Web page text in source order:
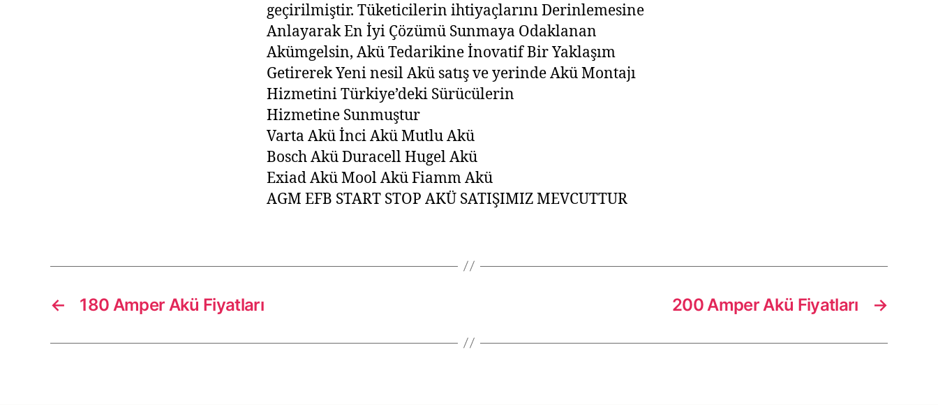
geçirilmiştir. Tüketicilerin ihtiyaçlarını Derinlemesine
Anlayarak En İyi Çözümü Sunmaya Odaklanan
Akümgelsin, Akü Tedarikine İnovatif Bir Yaklaşım
Getirerek Yeni nesil Akü satış ve yerinde Akü Montajı
Hizmetini Türkiye’deki Sürücülerin
Hizmetine Sunmuştur
Varta Akü İnci Akü Mutlu Akü
Bosch Akü Duracell Hugel Akü
Exiad Akü Mool Akü Fiamm Akü
AGM EFB START STOP AKÜ SATIŞIMIZ MEVCUTTUR
← 180 Amper Akü Fiyatları →
200 Amper Akü Fiyatları